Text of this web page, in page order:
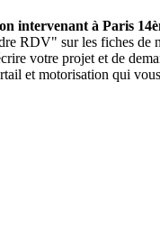
intervenant à Paris
RDV" sur les fiches de
votre projet et de
et motorisation qui